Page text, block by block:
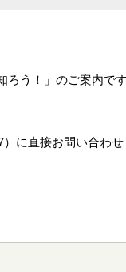
う！」のご案内です
に直接お問い合わせ